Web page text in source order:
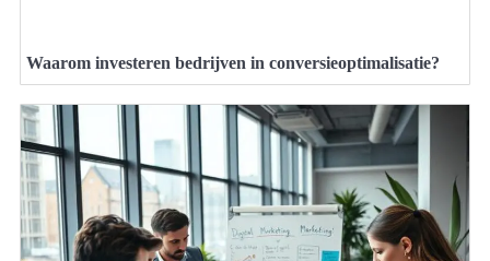
Waarom investeren bedrijven in conversieoptimalisatie?